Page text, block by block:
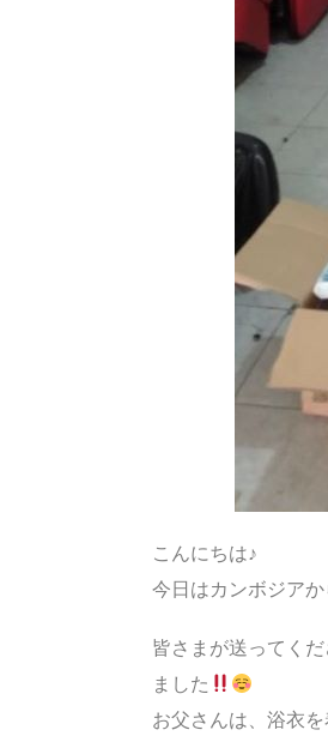
こんにちは♪
今日はカンボジア
皆さまが送ってく
ました
お父さんは、浴衣